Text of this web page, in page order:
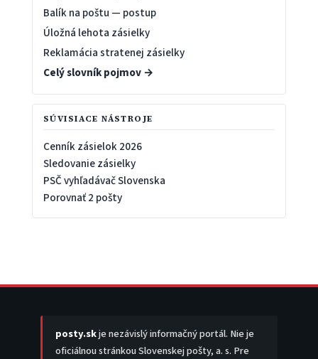
Balík na poštu — postup
Úložná lehota zásielky
Reklamácia stratenej zásielky
Celý slovník pojmov →
SÚVISIACE NÁSTROJE
Cenník zásielok 2026
Sledovanie zásielky
PSČ vyhľadávač Slovenska
Porovnať 2 pošty
posty.skje nezávislý informačný portál. Nie je
oficiálnou stránkou Slovenskej pošty, a. s. Pre